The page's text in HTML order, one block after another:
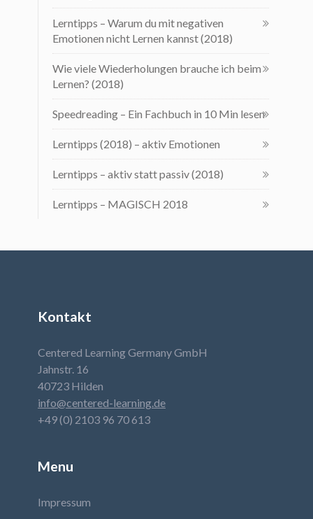
Lerntipps – Warum du mit negativen
Emotionen nicht Lernen kannst (2018)
Wie viele Wiederholungen brauche ich beim
Lernen? (2018)
Speedreading – Ein Fachbuch in 10 Min lesen
Lerntipps (2018) – aktiv Emotionen
Lerntipps – aktiv statt passiv (2018)
Lerntipps – MAGISCH 2018
Kontakt
Centered Learning Germany GmbH
Jahnstr. 16
40723 Hilden
info@centered-learning.de
+49 (0) 2103 96 70 613
Menu
Impressum